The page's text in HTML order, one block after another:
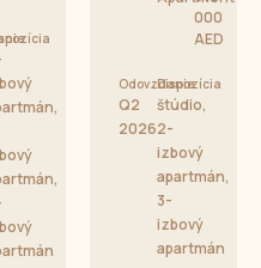
000
AED
Odovzdanie
Q2
2026
Dispozícia
štúdio,
2-
izbový
apartmán,
3-
izbový
apartmán